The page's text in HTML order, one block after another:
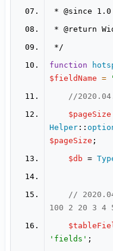
* @since
* @return
function
$fieldName =
//
$pageSize
Helper ::
$pageSize
$db =
//
100 2 20 3 4
'fields'